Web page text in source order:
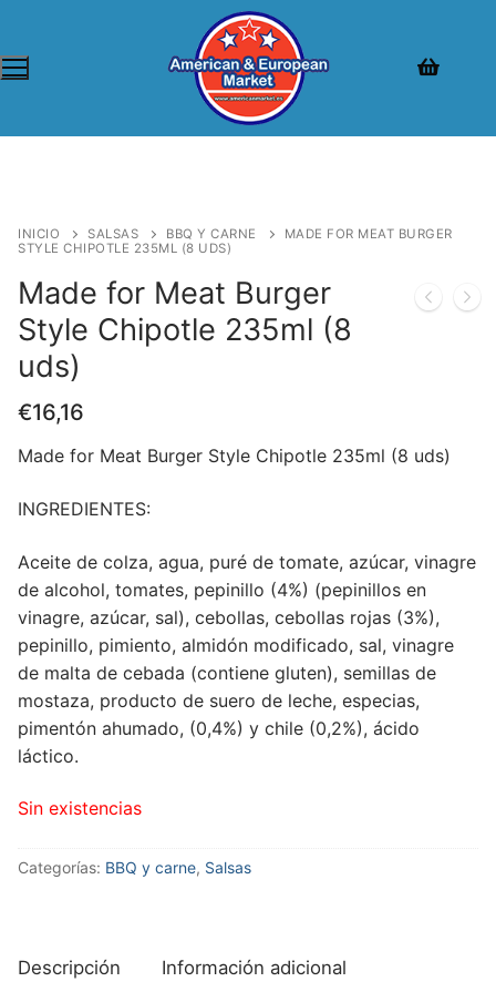
INICIO SALSAS BBQ Y CARNE
MADE FOR MEAT BURGER
STYLE CHIPOTLE 235ML (8 UDS)
Made for Meat Burger
Style Chipotle 235ml (8
uds)
€16,16
Made for Meat Burger Style Chipotle 235ml (8 uds)
INGREDIENTES:
Aceite de colza, agua, puré de tomate, azúcar, vinagre
de alcohol, tomates, pepinillo (4%) (pepinillos en
vinagre, azúcar, sal), cebollas, cebollas rojas (3%),
pepinillo, pimiento, almidón modificado, sal, vinagre
de malta de cebada (contiene gluten), semillas de
mostaza, producto de suero de leche, especias,
pimentón ahumado, (0,4%) y chile (0,2%), ácido
láctico.
Sin existencias
Categorías: BBQ y carne, Salsas
Descripción Información adicional